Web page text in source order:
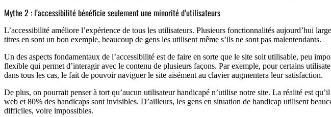
Mythe 2 : l’accessibilité bénéficie seulement une minorité d’utilisateurs
L’accessibilité améliore l’expérience de tous les utilisateurs. Plusieurs fonctionnalités aujourd’hui
titres en sont un bon exemple, beaucoup de gens les utilisent même s’ils ne sont pas malentendants.
Un des aspects fondamentaux de l’accessibilité est de faire en sorte que le site soit utilisable, peu
flexible qui permet d’interagir avec le contenu de plusieurs façons. Par exemple, pour certains
dans tous les cas, le fait de pouvoir naviguer le site aisément au clavier augmentera leur satisfaction.
De plus, on pourrait penser à tort qu’aucun utilisateur handicapé n’utilise notre site. La réalité est
web et 80% des handicaps sont invisibles. D’ailleurs, les gens en situation de handicap utilisent
difficiles, voire impossibles.